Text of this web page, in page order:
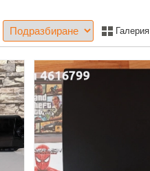
Галерия